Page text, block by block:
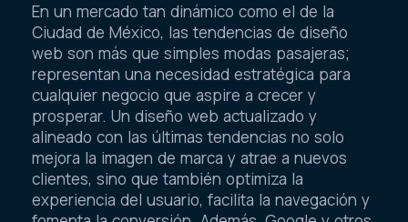
En un mercado tan dinámico como el de la
Ciudad de México, las tendencias de diseño
web son más que simples modas pasajeras;
representan una necesidad estratégica para
cualquier negocio que aspire a crecer y
prosperar. Un diseño web actualizado y
alineado con las últimas tendencias no solo
mejora la imagen de marca y atrae a nuevos
clientes, sino que también optimiza la
experiencia del usuario, facilita la navegación y